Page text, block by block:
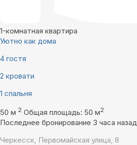
1-комнатная квартира
Уютно как дома
4 гостя
2 кровати
1 спальня
50 м 2 Общая площадь: 50 м2
Последнее бронирование 3 часа назад
Черкесск, Первомайская улица, 8